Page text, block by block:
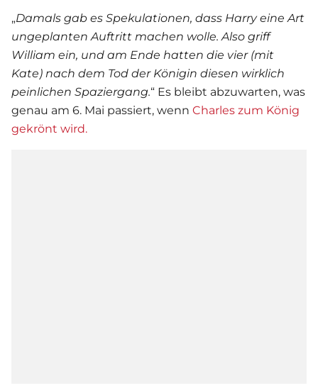
„Damals gab es Spekulationen, dass Harry eine Art
ungeplanten Auftritt machen wolle. Also griff
William ein, und am Ende hatten die vier (mit
Kate) nach dem Tod der Königin diesen wirklich
peinlichen Spaziergang.“ Es bleibt abzuwarten, was
genau am 6. Mai passiert, wenn Charles zum König
gekrönt wird.